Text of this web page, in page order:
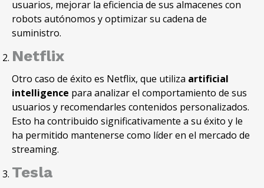
usuarios, mejorar la eficiencia de sus almacenes con
robots autónomos y optimizar su cadena de
suministro.
Netflix
Otro caso de éxito es Netflix, que utiliza artificial
intelligence para analizar el comportamiento de sus
usuarios y recomendarles contenidos personalizados.
Esto ha contribuido significativamente a su éxito y le
ha permitido mantenerse como líder en el mercado de
streaming.
Tesla